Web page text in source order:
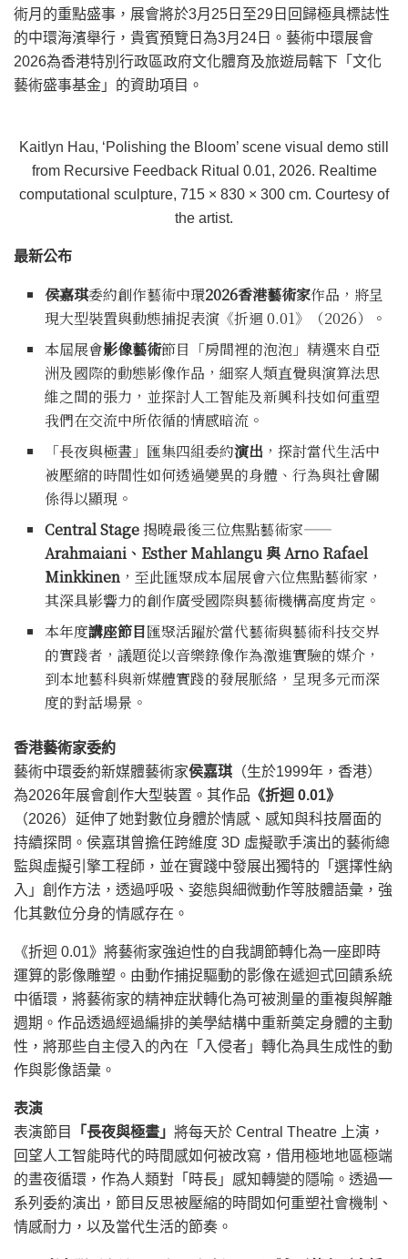
術月的重點盛事，展會將於3月25日至29日回歸極具標誌性
的中環海濱舉行，貴賓預覽日為3月24日。藝術中環展會
2026為香港特別行政區政府文化體育及旅遊局轄下「文化
藝術盛事基金」的資助項目。
Kaitlyn Hau, ‘Polishing the Bloom’ scene visual demo still
from Recursive Feedback Ritual 0.01, 2026. Realtime
computational sculpture, 715 × 830 × 300 cm. Courtesy of
the artist.
最新公布
侯嘉琪委約創作藝術中環2026香港藝術家作品，將呈
現大型裝置與動態捕捉表演《折迴 0.01》（2026）。
本屆展會影像藝術節目「房間裡的泡泡」精選來自亞
洲及國際的動態影像作品，細察人類直覺與演算法思
維之間的張力，並探討人工智能及新興科技如何重塑
我們在交流中所依循的情感暗流。
「長夜與極晝」匯集四組委約演出 ，探討當代生活中
被壓縮的時間性如何透過變異的身體、行為與社會關
係得以顯現。
Central Stage揭曉最後三位焦點藝術家——
Arahmaiani、Esther Mahlangu 與 Arno Rafael
Minkkinen ，至此匯聚成本屆展會六位焦點藝術家，
其深具影響力的創作廣受國際與藝術機構高度肯定。
本年度講座節目匯聚活躍於當代藝術與藝術科技交界
的實踐者，議題從以音樂錄像作為激進實驗的媒介，
到本地藝科與新媒體實踐的發展脈絡，呈現多元而深
度的對話場景。
香港藝術家委約
藝術中環委約新媒體藝術家侯嘉琪 （生於1999年，香港）
為2026年展會創作大型裝置。其作品 《折迴 0.01》
（2026）延伸了她對數位身體於情感、感知與科技層面的
持續探問。侯嘉琪曾擔任跨維度 3D 虛擬歌手演出的藝術總
監與虛擬引擎工程師，並在實踐中發展出獨特的「選擇性納
入」創作方法，透過呼吸、姿態與細微動作等肢體語彙，強
化其數位分身的情感存在。
《折迴 0.01》將藝術家強迫性的自我調節轉化為一座即時
運算的影像雕塑。由動作捕捉驅動的影像在遞迴式回饋系統
中循環，將藝術家的精神症狀轉化為可被測量的重複與解離
週期。作品透過經過編排的美學結構中重新奠定身體的主動
性，將那些自主侵入的內在「入侵者」轉化為具生成性的動
作與影像語彙。
表演
表演節目
「長夜與極晝」 將每天於 Central Theatre 上演，
回望人工智能時代的時間感如何被改寫，借用極地地區極端
的晝夜循環，作為人類對「時長」感知轉變的隱喻。透過一
系列委約演出，節目反思被壓縮的時間如何重塑社會機制、
情感耐力，以及當代生活的節奏。